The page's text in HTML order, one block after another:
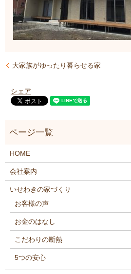
大家族がゆったり暮らせる家
シェア
HOME
会社案内
いせわきの家づくり
お客様の声
お金のはなし
こだわりの断熱
5つの安心